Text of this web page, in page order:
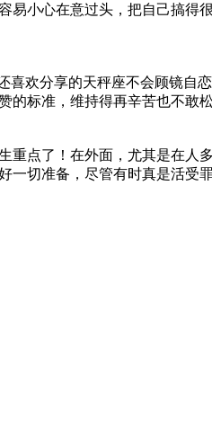
小心在意过头，把自己搞得很
欢分享的天秤座不会顾镜自
标准，维持得再辛苦也不敢松
点了！在外面，尤其是在人
一切准备，尽管有时真是活